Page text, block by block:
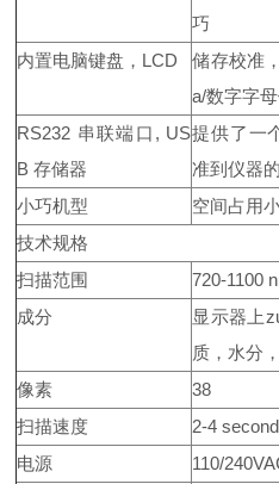
巧
内置电脑键盘，LCD
储存校准
a/数字字
RS232 串联端口, US
B 存储器
提供了一
准到仪器
小巧机型
空间占用
技术规格
扫描范围
720-1100
成分
显示器上
质，水分
像素
38
扫描速度
2-4
电源
110/